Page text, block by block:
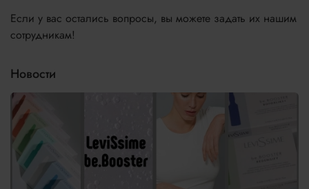
Если у вас остались вопросы, вы можете задать их нашим
сотрудникам!
Новости